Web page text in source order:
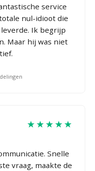
service
nul-idioot die
Ik begrijp
Maar hij was niet
★★★★★
Snelle
vraag, maakte de